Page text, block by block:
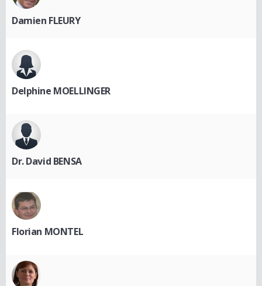
Damien FLEURY
Delphine MOELLINGER
Dr. David BENSA
Florian MONTEL